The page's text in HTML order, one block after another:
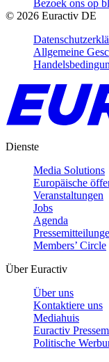
Bezoek ons op
© 2026 Euractiv DE
Allgemeine
Dienste
Media Solutions
Europäische
Veranstaltungen
Jobs
Agenda
Members’ Circle
Über Euractiv
Über uns
Kontaktiere uns
Mediahuis
Euractiv
Politische